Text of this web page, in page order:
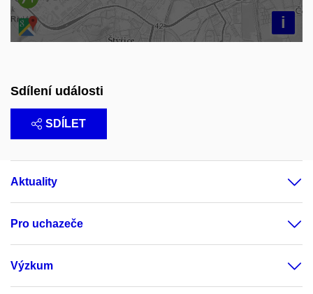
i
Sdílení události
SDÍLET
Aktuality
Pro uchazeče
Výzkum